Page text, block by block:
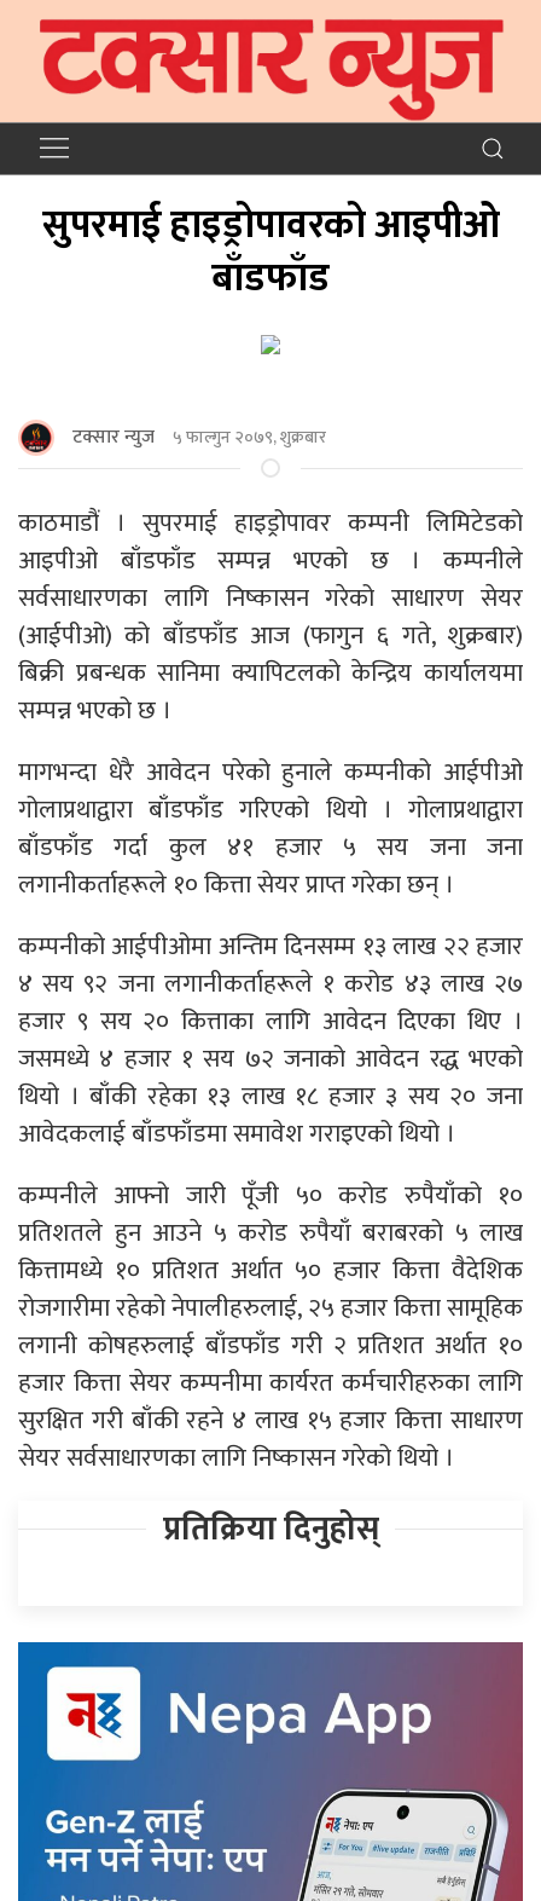
सुपरमाई हाइड्रोपावरको आइपीओ
बाँडफाँड
टक्सार न्युज ५ फाल्गुन २०७९, शुक्रबार
काठमाडौं । सुपरमाई हाइड्रोपावर कम्पनी लिमिटेडको
आइपीओ बाँडफाँड सम्पन्न भएको छ । कम्पनीले
सर्वसाधारणका लागि निष्कासन गरेको साधारण सेयर
(आईपीओ) को बाँडफाँड आज (फागुन ६ गते, शुक्रबार)
बिक्री प्रबन्धक सानिमा क्यापिटलको केन्द्रिय कार्यालयमा
सम्पन्न भएको छ ।
मागभन्दा धेरै आवेदन परेको हुनाले कम्पनीको आईपीओ
गोलाप्रथाद्वारा बाँडफाँड गरिएको थियो । गोलाप्रथाद्वारा
बाँडफाँड गर्दा कुल ४१ हजार ५ सय जना जना
लगानीकर्ताहरूले १० कित्ता सेयर प्राप्त गरेका छन् ।
कम्पनीको आईपीओमा अन्तिम दिनसम्म १३ लाख २२ हजार
४ सय ९२ जना लगानीकर्ताहरूले १ करोड ४३ लाख २७
हजार ९ सय २० कित्ताका लागि आवेदन दिएका थिए ।
जसमध्ये ४ हजार १ सय ७२ जनाको आवेदन रद्ध भएको
थियो । बाँकी रहेका १३ लाख १८ हजार ३ सय २० जना
आवेदकलाई बाँडफाँडमा समावेश गराइएको थियो ।
कम्पनीले आफ्नो जारी पूँजी ५० करोड रुपैयाँको १०
प्रतिशतले हुन आउने ५ करोड रुपैयाँ बराबरको ५ लाख
कित्तामध्ये १० प्रतिशत अर्थात ५० हजार कित्ता वैदेशिक
रोजगारीमा रहेको नेपालीहरुलाई, २५ हजार कित्ता सामूहिक
लगानी कोषहरुलाई बाँडफाँड गरी २ प्रतिशत अर्थात १०
हजार कित्ता सेयर कम्पनीमा कार्यरत कर्मचारीहरुका लागि
सुरक्षित गरी बाँकी रहने ४ लाख १५ हजार कित्ता साधारण
सेयर सर्वसाधारणका लागि निष्कासन गरेको थियो ।
प्रतिक्रिया दिनुहोस्